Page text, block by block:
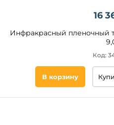
16
Инфракрасный пленочный
Код:
В корзину